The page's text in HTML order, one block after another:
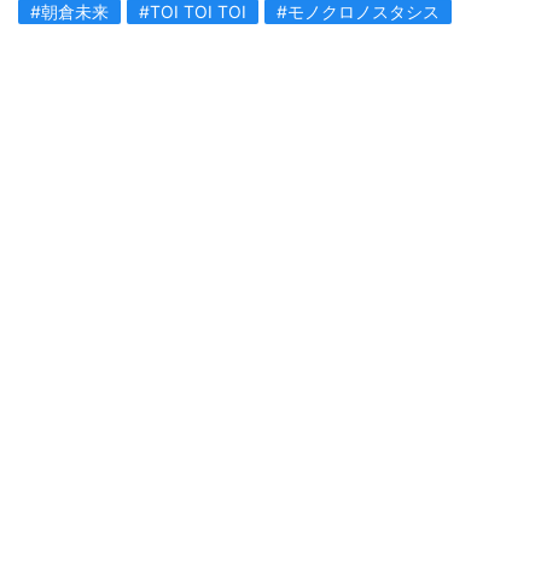
#朝倉未来 #TOI TOI TOI #モノクロノスタシス